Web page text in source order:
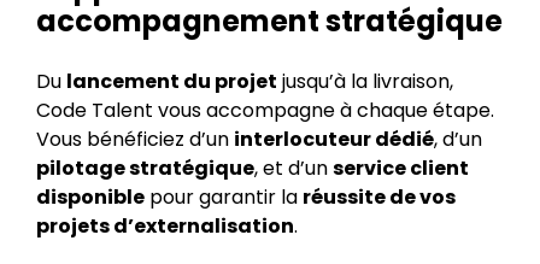
accompagnement stratégique
Du lancement du projet jusqu’à la livraison,
Code Talent vous accompagne à chaque étape.
Vous bénéficiez d’un interlocuteur dédié, d’un
pilotage stratégique, et d’unservice client
disponible pour garantir la réussite de vos
projets d’externalisation.